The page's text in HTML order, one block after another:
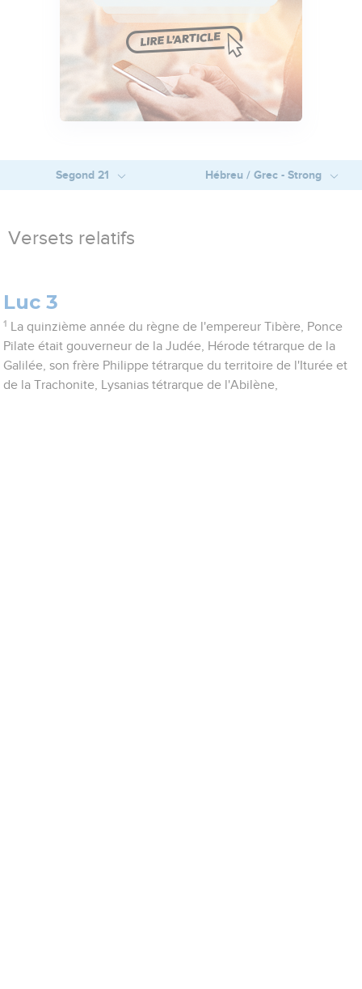
Segond 21 Hébreu / Grec - Strong
Versets relatifs
Luc 3
1
La quinzième année du règne de l'empereur Tibère, Ponce
Pilate était gouverneur de la Judée, Hérode tétrarque de la
Galilée, son frère Philippe tétrarque du territoire de l'Iturée et
de la Trachonite, Lysanias tétrarque de l'Abilène,